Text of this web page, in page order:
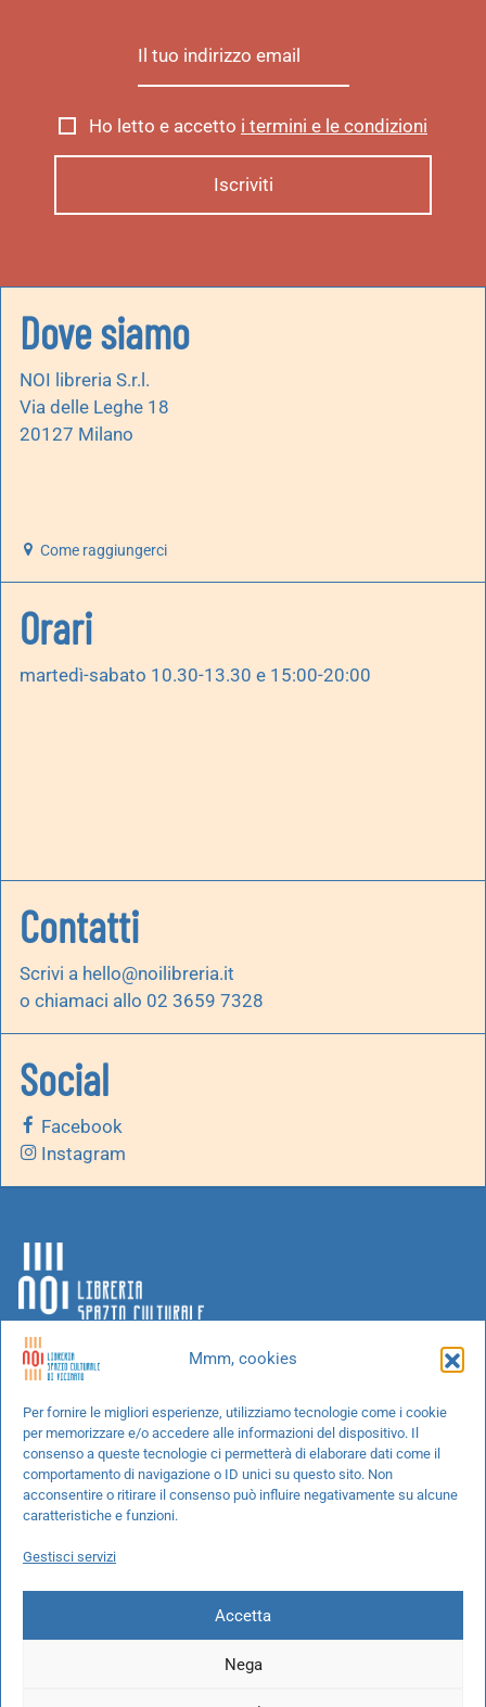
Mmm, cookies
Per fornire le migliori esperienze, utilizziamo tecnologie come i cookie
per memorizzare e/o accedere alle informazioni del dispositivo. Il
consenso a queste tecnologie ci permetterà di elaborare dati come il
comportamento di navigazione o ID unici su questo sito. Non
acconsentire o ritirare il consenso può influire negativamente su alcune
caratteristiche e funzioni.
Gestisci servizi
Accetta
Nega
Ho letto e accetto i termini e le condizioni
Dove siamo
NOI libreria S.r.l.
Via delle Leghe 18
20127 Milano
Come raggiungerci
Orari
martedì-sabato 10.30-13.30 e 15:00-20:00
Contatti
Scrivi a hello@noilibreria.it
o chiamaci allo 02 3659 7328
Social
Facebook
Instagram
Chi siamo
Progetti speciali
Richiedi un libro
Spedizioni
Cookie Policy